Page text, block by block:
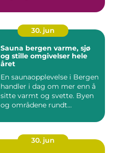
30. jun
Sauna bergen varme, sjø
og stille omgivelser hele
året
En saunaopplevelse i Bergen
handler i dag om mer enn å
sitte varmt og svette. Byen
og områdene rundt...
30. jun